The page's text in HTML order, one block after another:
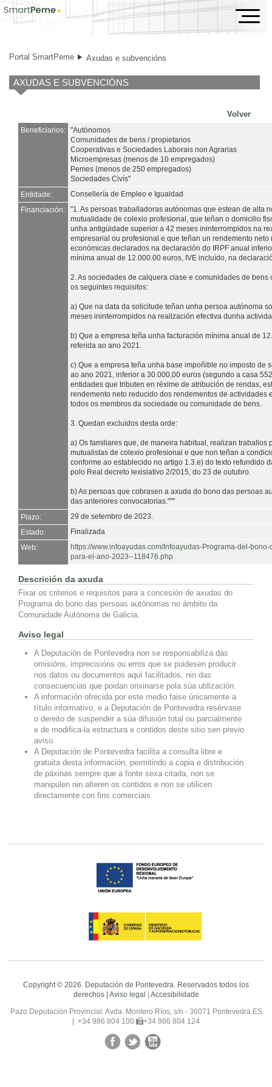
Axudas e subvencións
Portal SmartPeme Axudas e subvencións
AXUDAS E SUBVENCIÓNS
Volver
Beneficiarios: "Autónomos
Comunidades de bens / propietarios
Cooperativas e Sociedades Laborais non Agrarias
Microempresas (menos de 10 empregados)
Pemes (menos de 250 empregados)
Sociedades Civís"
Entidade:
Consellería de Empleo e Igualdad
Financiación:
"1. As persoas traballadoras autónomas que estean de alta
mutualidade de colexio profesional, que teñan o domicilio
unha antigüidade superior a 42 meses ininterrompidos na
empresarial ou profesional e que teñan un rendemento
económicas declarados na declaración do IRPF anual
mínima anual de 12.000.00 euros, IVE incluído, na
2. As sociedades de calquera clase e comunidades de
os seguintes requisitos:
a) Que na data da solicitude teñan unha persoa autónoma
meses ininterrompidos na realización efectiva dunha
b) Que a empresa teña unha facturación mínima anual de
referida ao ano 2021.
c) Que a empresa teña unha base impoñible no imposto de
ao ano 2021, inferior a 30.000,00 euros (segundo a casa
entidades que tributen en réxime de atribución de rendas,
rendemento neto reducido dos rendementos de actividades
todos os membros da sociedade ou comunidade de bens.
3. Quedan excluídos desta orde:
a) Os familiares que, de maneira habitual, realizan traballos
mutualistas de colexio profesional e que non teñan a
conforme ao establecido no artigo 1.3.e) do texto refundido
polo Real decreto lexislativo 2/2015, do 23 de outubro.
b) As persoas que cobrasen a axuda do bono das persoas
das anteriores convocatorias."""
Plazo:
29 de setembro de 2023.
Estado:
Finalizada
Web:
https://www.infoayudas.com/Infoayudas-Programa-del-
para-el-ano-2023--118476.php
Descrición da axuda
Fixar os criterios e requisitos para a concesión de axudas do
Programa do bono das persoas autónomas no ámbito da
Comunidade Autónoma de Galicia.
Aviso legal
A Deputación de Pontevedra non se responsabiliza das
omisións, imprecisións ou erros que se puidesen producir
nos datos ou documentos aquí facilitados, nin das
consecuencias que poidan orixinarse pola súa utilización.
A información ofrecida por este medio faise únicamente a
título informativo, e a Deputación de Pontevedra resérvase
o dereito de suspender a súa difusión total ou parcialmente
e de modifica-la estructura e contidos deste sitio sen previo
aviso.
A Deputación de Pontevedra facilita a consulta libre e
gratuita desta información, permitindo a copia e distribución
de páxinas sempre que a fonte sexa citada, non se
manipulen nin alteren os contidos e non se utilicen
directamente con fins comerciais.
Copyright © 2026. Deputación de Pontevedra. Reservados todos los
derechos | Aviso legal | Accesibilidade
Pazo Deputación Provincial. Avda. Montero Ríos, s/n - 36071 Pontevedra ES
| +34 986 804 100
+34 986 804 124
FacebookTwitterYouTube